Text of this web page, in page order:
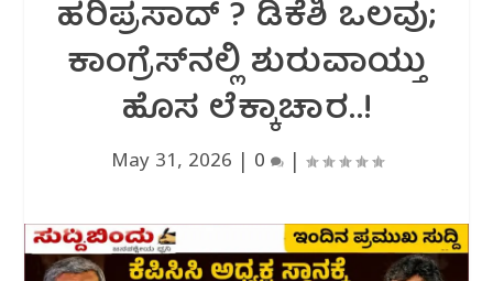
ಹರಿಪ್ರಸಾದ್‌ ? ಡಿಕೆಶಿ ಒಲವು;
ಕಾಂಗ್ರೆಸ್‌ನಲ್ಲಿ ಶುರುವಾಯ್ತು
ಹೊಸ ಲೆಕ್ಕಾಚಾರ..!
May 31, 2026 0 |